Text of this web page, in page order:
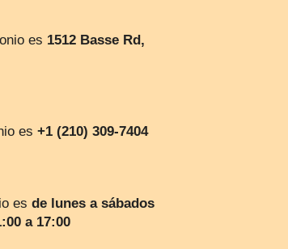
es 1512 Basse Rd,
es +1 (210) 309-7404
es de lunes a sábados
a 17:00